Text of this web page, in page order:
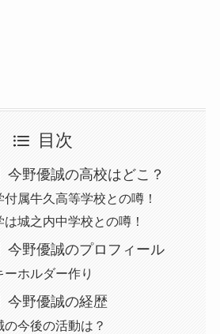
目次
今野優誠の高校はどこ？
付属牛久高等学校との噂！
は城之内中学校との噂！
今野優誠のプロフィール
ーホルダー作り
今野優誠の経歴
の今後の活動は？